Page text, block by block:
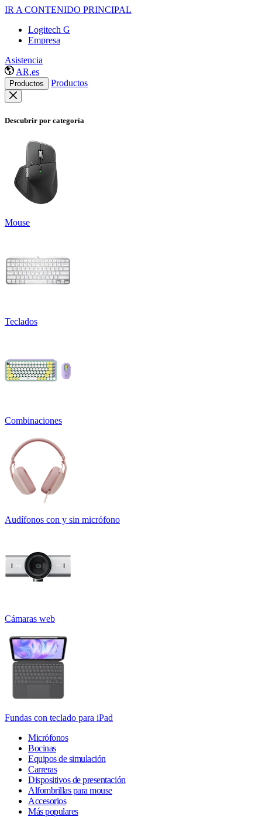
IR A CONTENIDO PRINCIPAL
Logitech G
Empresa
Asistencia
AR,es
Productos Productos
Descubrir por categoría
Mouse
Teclados
Combinaciones
Audífonos con y sin micrófono
Cámaras web
Fundas con teclado para iPad
Micrófonos
Bocinas
Equipos de simulación
Carreras
Dispositivos de presentación
Alfombrillas para mouse
Accesorios
Más populares